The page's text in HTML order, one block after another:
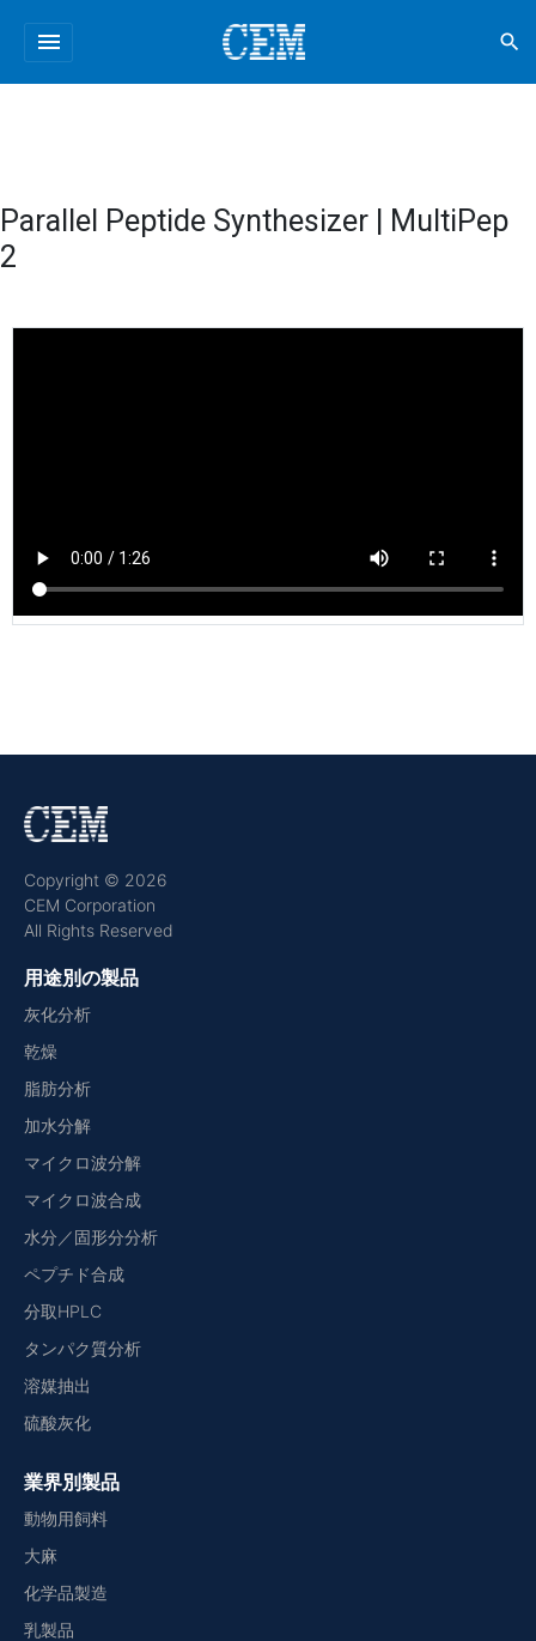
menu search
Parallel Peptide Synthesizer | MultiPep
2
Copyright © 2026
CEM Corporation
All Rights Reserved
用途別の製品
灰化分析
乾燥
脂肪分析
加水分解
マイクロ波分解
マイクロ波合成
水分／固形分分析
ペプチド合成
分取HPLC
タンパク質分析
溶媒抽出
硫酸灰化
業界別製品
動物用飼料
大麻
化学品製造
乳製品